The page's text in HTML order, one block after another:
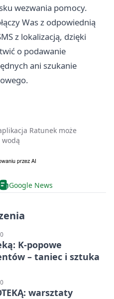
wezwania pomocy.
Was z odpowiednią
z lokalizacją, dzięki
o podawanie
ani szukanie
Ratunek może
Google News
K-popowe
– taniec i sztuka
warsztaty